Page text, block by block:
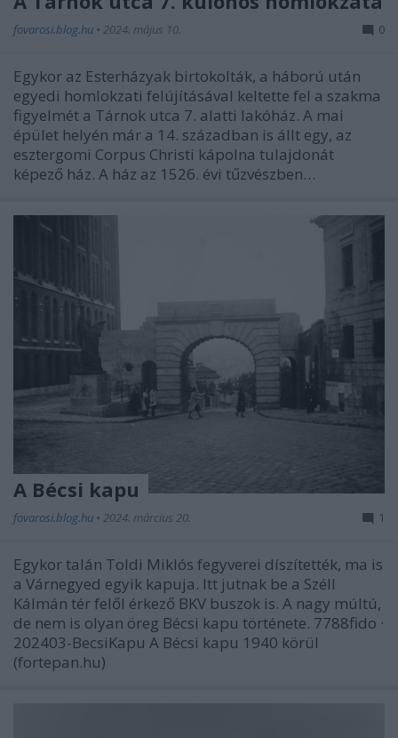
fovarosi.blog.hu • 2024. május 10. 0
Egykor az Esterházyak birtokolták, a háború után
egyedi homlokzati felújításával keltette fel a szakma
figyelmét a Tárnok utca 7. alatti lakóház. A mai
épület helyén már a 14. században is állt egy, az
esztergomi Corpus Christi kápolna tulajdonát
képező ház. A ház az 1526. évi tűzvészben…
A Bécsi kapu
fovarosi.blog.hu • 2024. március 20. 1
Egykor talán Toldi Miklós fegyverei díszítették, ma is
a Várnegyed egyik kapuja. Itt jutnak be a Széll
Kálmán tér felől érkező BKV buszok is. A nagy múltú,
de nem is olyan öreg Bécsi kapu története. 7788fido ·
202403-BecsiKapu A Bécsi kapu 1940 körül
(fortepan.hu)